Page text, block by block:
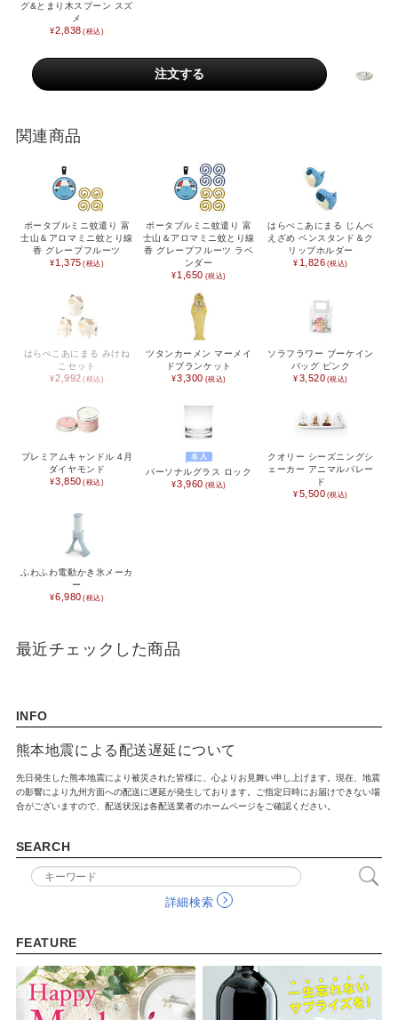
グ&とまり木スプーン スズ
メ
2,838
関連商品
ポータブルミニ蚊遣り 富
士山＆アロマミニ蚊とり線
香 グレープフルーツ
1,375
ポータブルミニ蚊遣り 富
士山＆アロマミニ蚊とり線
香 グレープフルーツ ラベ
ンダー
1,650
はらぺこあにまる じんべ
えざめ ペンスタンド＆ク
リップホルダー
1,826
はらぺこあにまる みけね
こセット
2,992
ツタンカーメン マーメイ
ドブランケット
3,300
ソラフラワー ブーケイン
バッグ ピンク
3,520
プレミアムキャンドル 4月
ダイヤモンド
3,850
名入
パーソナルグラス ロック
3,960
クオリー シーズニングシ
ェーカー アニマルパレー
ド
5,500
ふわふわ電動かき氷メーカ
ー
6,980
最近チェックした商品
INFO
熊本地震による配送遅延について
先日発生した熊本地震により被災された皆様に、心よりお見舞い申し上げます。現在、地震
の影響により九州方面への配送に遅延が発生しております。ご指定日時にお届けできない場
合がございますので、配送状況は各配送業者のホームページをご確認ください。
SEARCH
詳細検索
FEATURE